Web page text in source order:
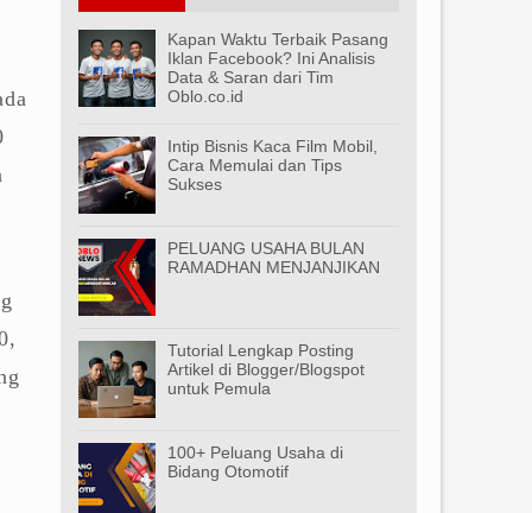
Kapan Waktu Terbaik Pasang
Iklan Facebook? Ini Analisis
Data & Saran dari Tim
Oblo.co.id
Intip Bisnis Kaca Film Mobil,
Cara Memulai dan Tips
Sukses
PELUANG USAHA BULAN
RAMADHAN MENJANJIKAN
Tutorial Lengkap Posting
Artikel di Blogger/Blogspot
untuk Pemula
100+ Peluang Usaha di
Bidang Otomotif